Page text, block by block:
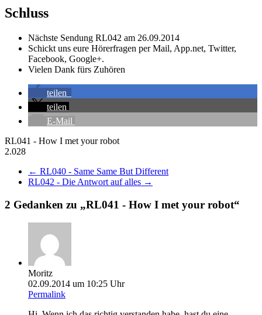
Schluss
Nächste Sendung RL042 am 26.09.2014
Schickt uns eure Hörerfragen per Mail, App.net, Twitter,
Facebook, Google+.
Vielen Dank fürs Zuhören
teilen
teilen
E-Mail
RL041 - How I met your robot
2.028
← RL040 - Same Same But Different
RL042 - Die Antwort auf alles →
2 Gedanken zu „RL041 - How I met your robot“
Moritz
02.09.2014 um 10:25 Uhr
Permalink